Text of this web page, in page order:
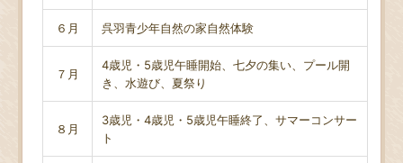
６月 呉羽青少年自然の家自然体験
７月
4歳児・5歳児午睡開始、七夕の集い、プール開
き、水遊び、夏祭り
８月
3歳児・4歳児・5歳児午睡終了、サマーコンサー
ト